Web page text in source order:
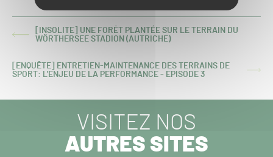
ARTICLE
[INSOLITE] UNE FORÊT PLANTÉE SUR LE TERRAIN DU
WÖRTHERSEE STADION (AUTRICHE)
ARTICLE
[ENQUÊTE] ENTRETIEN-MAINTENANCE DES TERRAINS DE
SPORT: L'ENJEU DE LA PERFORMANCE - EPISODE 3
VISITEZ NOS
AUTRES SITES